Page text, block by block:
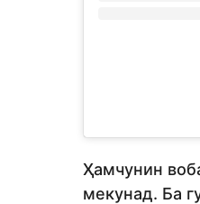
Ҳамчунин
мекунад. Ба